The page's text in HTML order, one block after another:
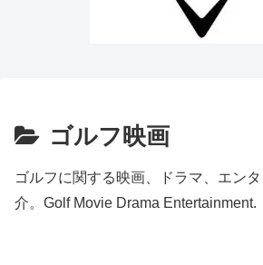
ゴルフ映画
ゴルフに関する映画、ドラマ、エン
介。Golf Movie Drama Entertainment.